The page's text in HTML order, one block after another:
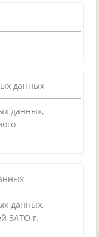
данных
данных,
данных,
ЗАТО г.